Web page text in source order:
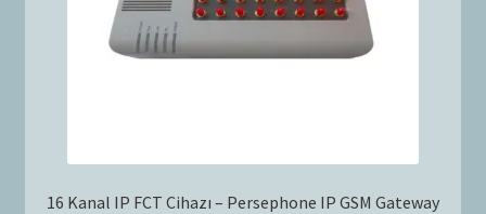
16 Kanal IP FCT Cihazı – Persephone IP GSM Gateway